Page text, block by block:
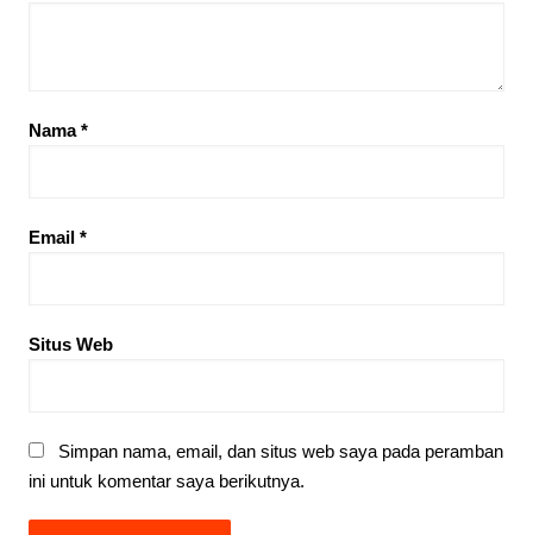
Nama*
Email *
Situs Web
Simpan nama, email, dan situs web saya pada peramban
ini untuk komentar saya berikutnya.